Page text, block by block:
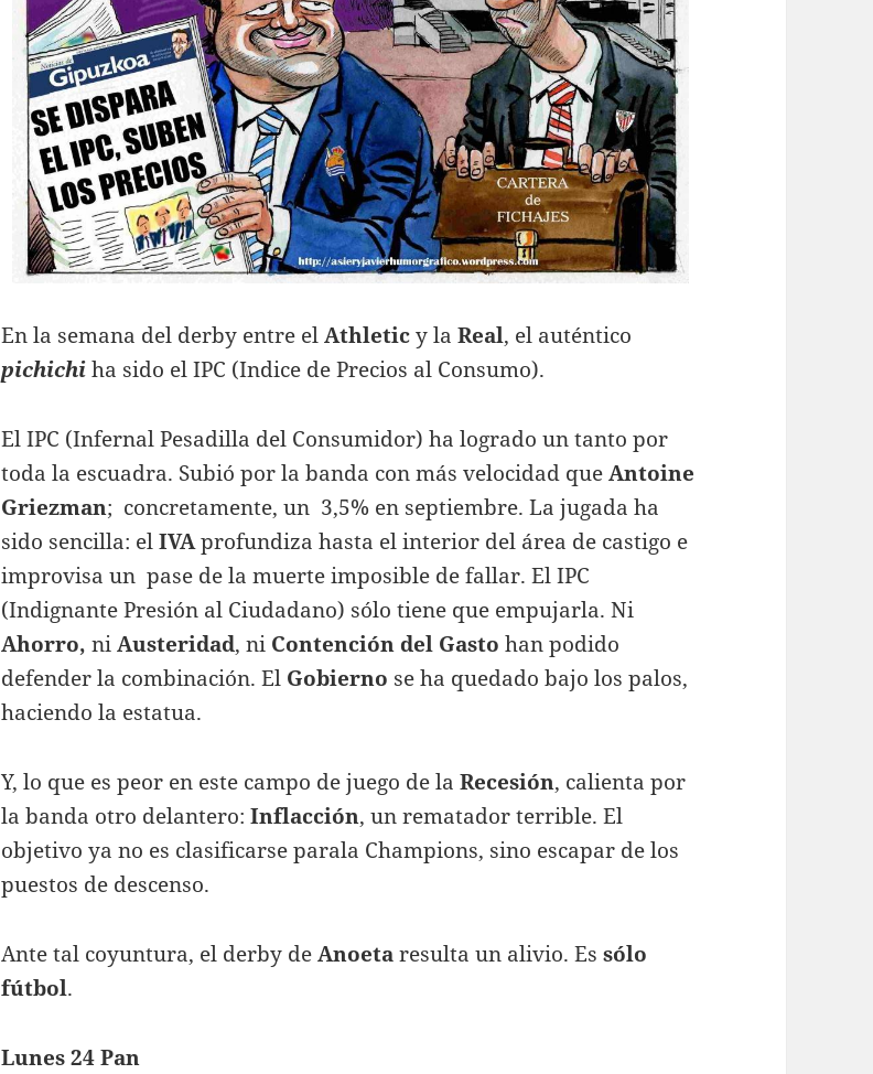
En la semana del derby entre elAthleticy laReal, el auténtico
pichichiha sido el IPC (Indice de Precios al Consumo).
El IPC (Infernal Pesadilla del Consumidor) ha logrado un tanto por
toda la escuadra. Subió por la banda con más velocidad queAntoine
Griezman; concretamente, un 3,5% en septiembre. La jugada ha
sido sencilla: elIVAprofundiza hasta el interior del área de castigo e
improvisa un pase de la muerte imposible de fallar. El IPC
(Indignante Presión al Ciudadano) sólo tiene que empujarla. Ni
Ahorro, niAusteridad, ni Contención del Gasto han podido
defender la combinación. El Gobierno se ha quedado bajo los palos,
haciendo la estatua.
Y, lo que es peor en este campo de juego de laRecesión, calienta por
la banda otro delantero:Inflacción, un rematador terrible. El
objetivo ya no es clasificarse parala Champions, sino escapar de los
puestos de descenso.
Ante tal coyuntura, el derby deAnoetaresulta un alivio. Essólo
fútbol.
Lunes 24 Pan